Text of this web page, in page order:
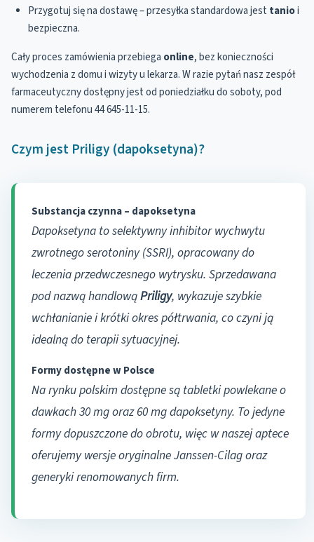
Przygotuj się na dostawę – przesyłka standardowa jest tanioi
bezpieczna.
Cały proces zamówienia przebiega online, bez konieczności
wychodzenia z domu i wizyty u lekarza. W razie pytań nasz zespół
farmaceutyczny dostępny jest od poniedziałku do soboty, pod
numerem telefonu 44 645-11-15.
Czym jest Priligy (dapoksetyna)?
Substancja czynna – dapoksetyna
Dapoksetyna to selektywny inhibitor wychwytu
zwrotnego serotoniny (SSRI), opracowany do
leczenia przedwczesnego wytrysku. Sprzedawana
pod nazwą handlowąPriligy, wykazuje szybkie
wchłanianie i krótki okres półtrwania, co czyni ją
idealną do terapii sytuacyjnej.
Formy dostępne w Polsce
Na rynku polskim dostępne są tabletki powlekane o
dawkach 30 mg oraz 60 mg dapoksetyny. To jedyne
formy dopuszczone do obrotu, więc w naszej aptece
oferujemy wersje oryginalne Janssen-Cilag oraz
generyki renomowanych firm.